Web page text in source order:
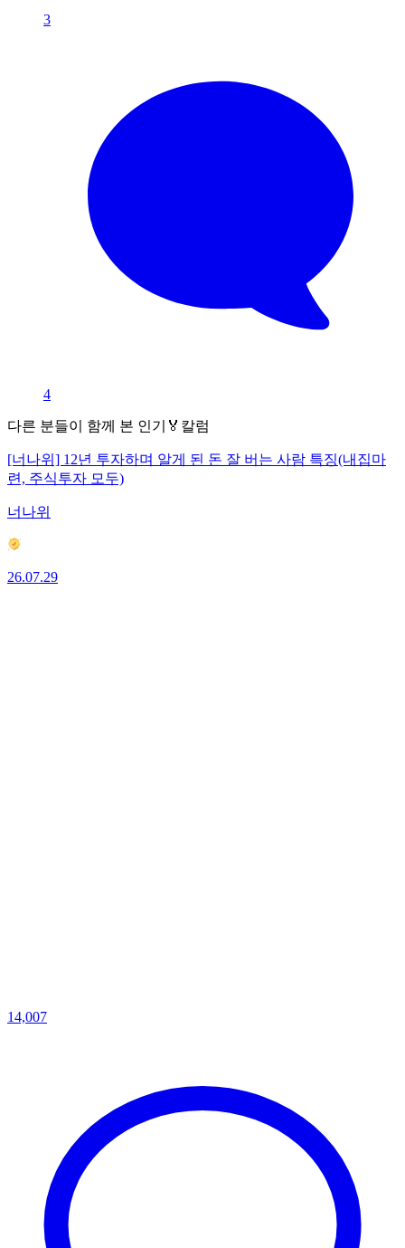
3
4
다른 분들이 함께 본 인기🏅칼럼
[너나위] 12년 투자하며 알게 된 돈 잘 버는 사람 특징(내집마
련, 주식투자 모두)
너나위
26.07.29
14,007